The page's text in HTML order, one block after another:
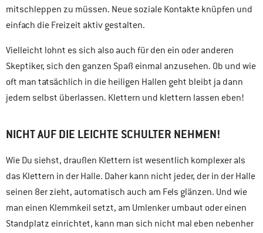
mitschleppen zu müssen. Neue soziale Kontakte knüpfen und
einfach die Freizeit aktiv gestalten.
Vielleicht lohnt es sich also auch für den ein oder anderen
Skeptiker, sich den ganzen Spaß einmal anzusehen. Ob und wie
oft man tatsächlich in die heiligen Hallen geht bleibt ja dann
jedem selbst überlassen. Klettern und klettern lassen eben!
NICHT AUF DIE LEICHTE SCHULTER NEHMEN!
Wie Du siehst, draußen Klettern ist wesentlich komplexer als
das Klettern in der Halle. Daher kann nicht jeder, der in der Halle
seinen 8er zieht, automatisch auch am Fels glänzen. Und wie
man einen Klemmkeil setzt, am Umlenker umbaut oder einen
Standplatz einrichtet, kann man sich nicht mal eben nebenher